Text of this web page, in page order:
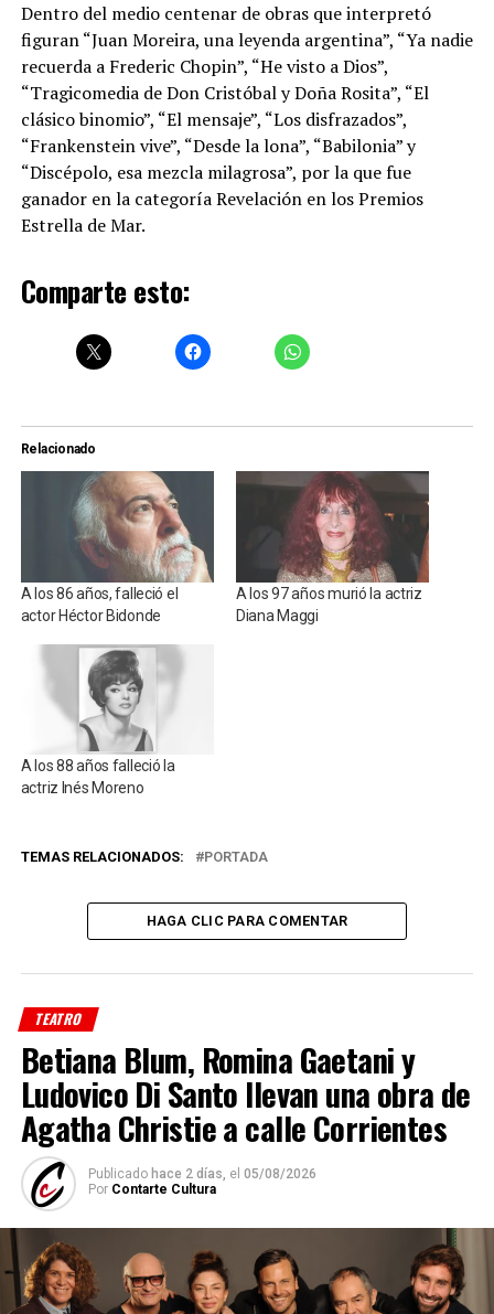
Dentro del medio centenar de obras que interpretó
figuran “Juan Moreira, una leyenda argentina”, “Ya nadie
recuerda a Frederic Chopin”, “He visto a Dios”,
“Tragicomedia de Don Cristóbal y Doña Rosita”, “El
clásico binomio”, “El mensaje”, “Los disfrazados”,
“Frankenstein vive”, “Desde la lona”, “Babilonia” y
“Discépolo, esa mezcla milagrosa”, por la que fue
ganador en la categoría Revelación en los Premios
Estrella de Mar.
Comparte esto:
Relacionado
A los 86 años, falleció el
actor Héctor Bidonde
A los 97 años murió la actriz
Diana Maggi
A los 88 años falleció la
actriz Inés Moreno
TEMAS RELACIONADOS: PORTADA
HAGA CLIC PARA COMENTAR
TEATRO
Betiana Blum, Romina Gaetani y
Ludovico Di Santo llevan una obra de
Agatha Christie a calle Corrientes
Publicado hace 2 días, el 05/08/2026
Por Contarte Cultura